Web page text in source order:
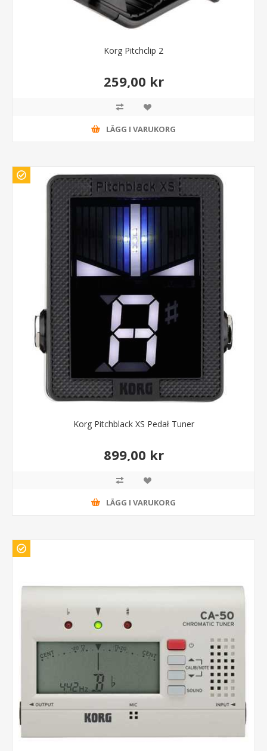
Korg Pitchclip 2
259,00 kr
LÄGG I VARUKORG
Korg Pitchblack XS Pedał Tuner
899,00 kr
LÄGG I VARUKORG